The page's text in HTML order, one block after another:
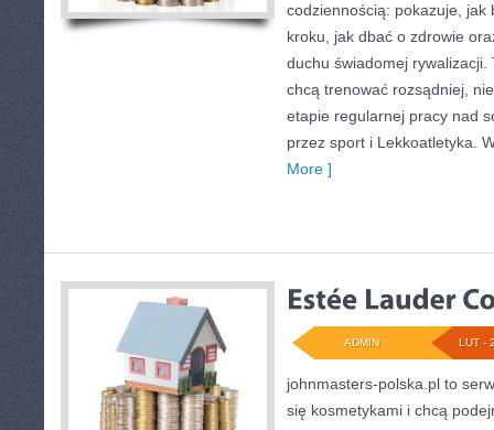
codziennością: pokazuje, jak
kroku, jak dbać o zdrowie
duchu świadomej rywalizacji.
chcą trenować rozsądniej,
etapie regularnej pracy nad
przez sport i Lekkoatletyka.
More ]
LUT -
ADMIN
johnmasters-polska.pl to
się kosmetykami i chcą